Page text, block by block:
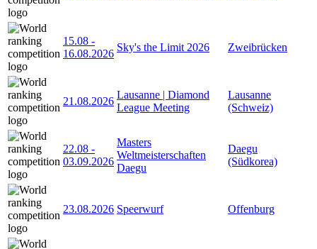
15.08 -
16.08.2026
Sky's the Limit 2026 Zweibrücken
21.08.2026
Lausanne | Diamond
League Meeting
Lausanne
(Schweiz)
22.08 -
03.09.2026
Masters
Weltmeisterschaften
Daegu
Daegu
(Südkorea)
23.08.2026 Speerwurf Offenburg